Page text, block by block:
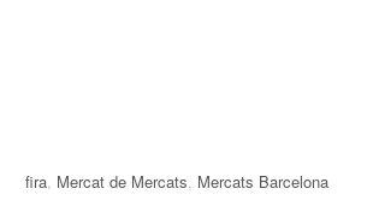
fira, Mercat de Mercats, Mercats Barcelona